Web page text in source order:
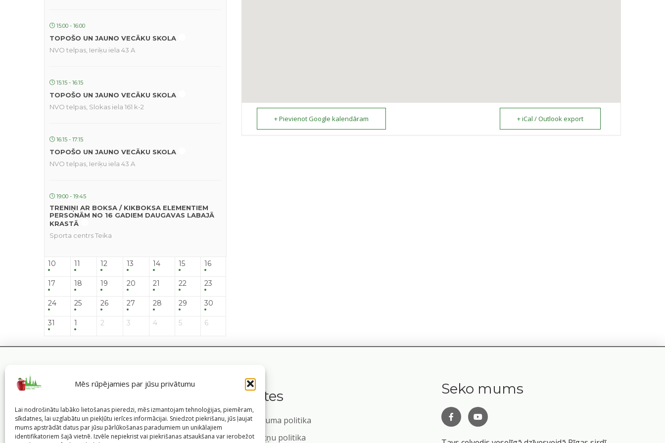
Mēs rūpējamies par jūsu privātumu
Lai nodrošinātu labāko lietošanas pieredzi, mēs izmantojam tehnoloģijas, piemēram,
sīkdatnes, lai uzglabātu un piekļūtu ierīces informācijai. Sniedzot piekrišanu, jūs ļaujat
mums apstrādāt datus par jūsu pārlūkošanas paradumiem un unikālajiem
identifikatoriem šajā vietnē. Izvēle nepiekrist vai piekrišanas atsaukšana var ierobežot
15:00 - 16:00
TOPOŠO UN JAUNO VECĀKU SKOLA
NVO telpas, Ieriķu iela 43 A
15:15 - 16:15
TOPOŠO UN JAUNO VECĀKU SKOLA
NVO telpas, Slokas iela 161 k-2
16:15 - 17:15
TOPOŠO UN JAUNO VECĀKU SKOLA
NVO telpas, Ieriķu iela 43 A
19:00 - 19:45
TRENIŅI AR BOKSA / KIKBOKSA ELEMENTIEM
PERSONĀM NO 16 GADIEM DAUGAVAS LABAJĀ
KRASTĀ
Sporta centrs Teika
10 11 12 13 14 15 16
17 18 19 20 21 22 23
24 25 26 27 28 29 30
31 1 2 3 4 5 6
+ Pievienot Google kalendāram + iCal / Outlook export
Saites
Privātuma politika
Sīkdatņu politika
Seko mums